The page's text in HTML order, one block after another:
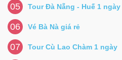
05 Tour Đà Nẵng - Huế 1 ngày
06 Vé Bà Nà giá rẻ
07 Tour Cù Lao Chàm 1 ngày